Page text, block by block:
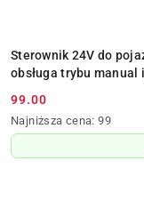
Sterownik 24V do
obsługa trybu manual
Cena
promocyjna:
99.00
Najniższa
cena
z
Najniższa cena: 99